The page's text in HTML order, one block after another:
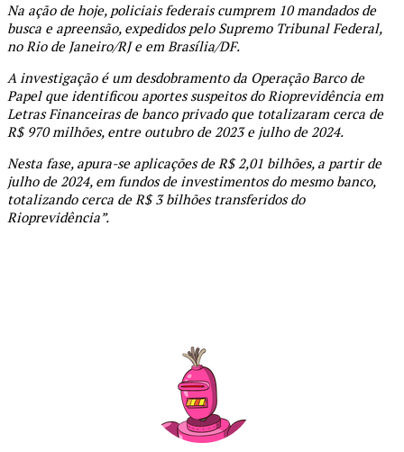
Na ação de hoje, policiais federais cumprem 10 mandados de
busca e apreensão, expedidos pelo Supremo Tribunal Federal,
no Rio de Janeiro/RJ e em Brasília/DF.
A investigação é um desdobramento da Operação Barco de
Papel que identificou aportes suspeitos do Rioprevidência em
Letras Financeiras de banco privado que totalizaram cerca de
R$ 970 milhões, entre outubro de 2023 e julho de 2024.
Nesta fase, apura-se aplicações de R$ 2,01 bilhões, a partir de
julho de 2024, em fundos de investimentos do mesmo banco,
totalizando cerca de R$ 3 bilhões transferidos do
Rioprevidência”.